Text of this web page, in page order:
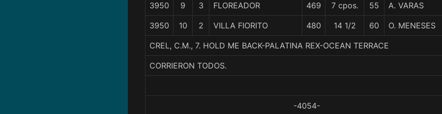
3950 9 3 FLOREADOR 469 7 cpos. 55 A. VARAS
3950 10 2 VILLA FIORITO 480 14 1/2 60 O. MENESES
CREL, C.M., 7. HOLD ME BACK-PALATINA REX-OCEAN TERRACE
CORRIERON TODOS.
-4054-